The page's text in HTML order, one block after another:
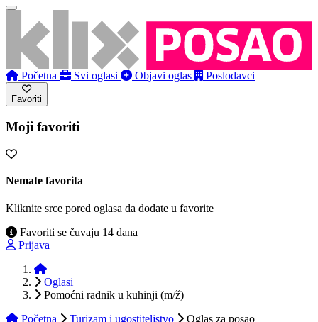
Početna Svi oglasi Objavi oglas Poslodavci
Favoriti
Moji favoriti
Nemate favorita
Kliknite srce pored oglasa da dodate u favorite
Favoriti se čuvaju 14 dana
Prijava
Početna
Oglasi
Pomoćni radnik u kuhinji (m/ž)
Početna
Turizam i ugostiteljstvo Oglas za posao